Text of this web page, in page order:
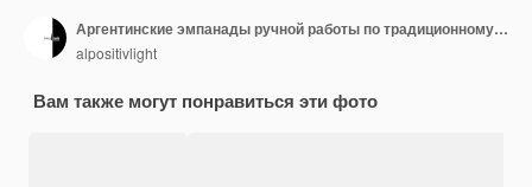
Аргентинские эмпанады ручной работы по традиционному рецепту
alpositivlight
Вам также могут понравиться эти фото